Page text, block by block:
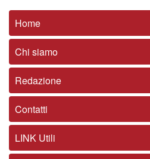
Home
Chi siamo
Redazione
Contatti
LINK Utili